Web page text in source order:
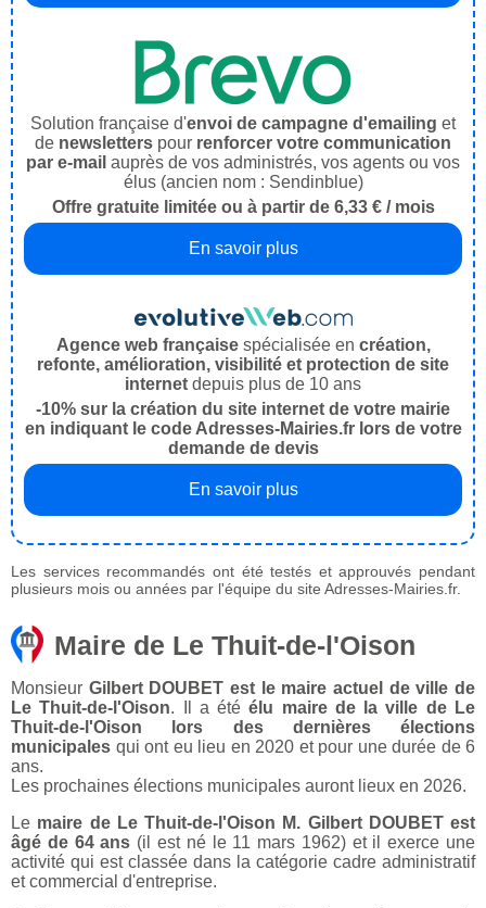
Solution française d'envoi de campagne d'emailing et
de newsletters pour renforcer votre communication
par e-mail auprès de vos administrés, vos agents ou vos
élus (ancien nom : Sendinblue)
Offre gratuite limitée ou à partir de 6,33 € / mois
En savoir plus
Agence web françaisespécialisée en création,
refonte, amélioration, visibilité et protection de site
internet depuis plus de 10 ans
-10% sur la création du site internet de votre mairie
en indiquant le code Adresses-Mairies.fr lors de votre
demande de devis
En savoir plus
Les services recommandés ont été testés et approuvés pendant
plusieurs mois ou années par l'équipe du site Adresses-Mairies.fr.
Maire de Le Thuit-de-l'Oison
Monsieur Gilbert DOUBET est le maire actuel de ville de
Le Thuit-de-l'Oison. Il a étéélu maire de la ville de Le
Thuit-de-l'Oison lors des dernières élections
municipales qui ont eu lieu en 2020 et pour une durée de 6
ans.
Les prochaines élections municipales auront lieux en 2026.
Le maire de Le Thuit-de-l'Oison M. Gilbert DOUBET est
âgé de 64 ans (il est né le 11 mars 1962) et il exerce une
activité qui est classée dans la catégorie cadre administratif
et commercial d'entreprise.